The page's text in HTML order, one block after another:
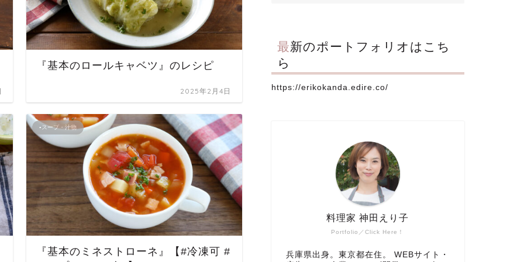
『基本のロールキャベツ』のレシピ
2025年2月4日
▪スープ・汁物
『基本のミネストローネ』【#冷凍可 #
最新のポートフォリオはこち
ら
https://erikokanda.edire.co/
Portfolio／Click Here！
料理家 神田えり子
兵庫県出身。東京都在住。 WEBサイト・